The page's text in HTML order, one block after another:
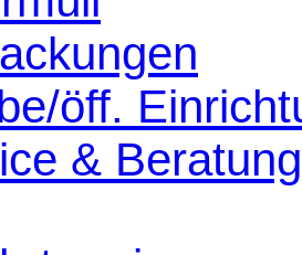
öff.
& Beratung